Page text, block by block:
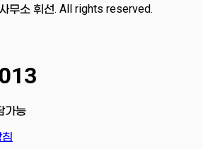
무소 휘선. All rights reserved.
가능